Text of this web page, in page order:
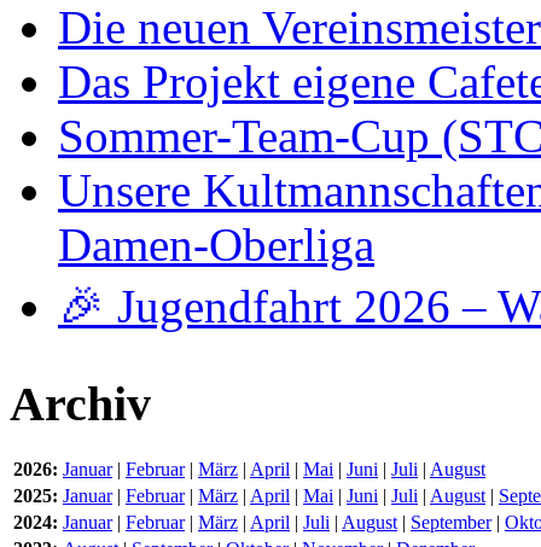
Die neuen
Das Projekt eigene
Sommer-Team-Cup
Unsere
Damen-Oberliga
🎉 Jugendfahrt 2026 –
Archiv
2026: Januar| Februar| März | April | Mai | Juni | Juli | August
2025: Januar| Februar| März | April | Mai | Juni | Juli | August |
2024: Januar| Februar| März | April | Juli | August | September|